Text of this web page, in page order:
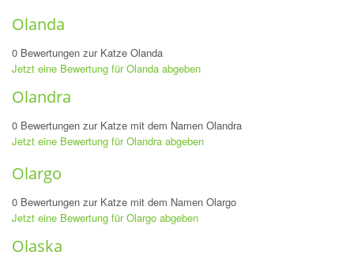
Olanda
0 Bewertungen zur Katze Olanda
Jetzt eine Bewertung für Olanda abgeben
Olandra
0 Bewertungen zur Katze mit dem Namen Olandra
Jetzt eine Bewertung für Olandra abgeben
Olargo
0 Bewertungen zur Katze mit dem Namen Olargo
Jetzt eine Bewertung für Olargo abgeben
Olaska